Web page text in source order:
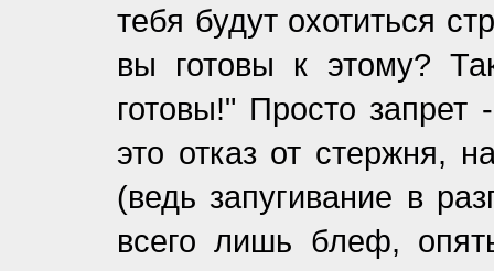
тебя будут охотиться
вы готовы к этому?
готовы!" Просто
это отказ от стержня,
(ведь запугивание в
всего лишь блеф,